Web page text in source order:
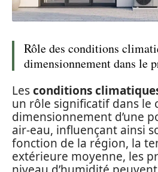
Rôle des conditions
dimensionnement dans le
Lesconditions
un rôle significatif dans le
dimensionnement d’une
air-eau, influençant ainsi
fonction de la région, la
extérieure moyenne, les